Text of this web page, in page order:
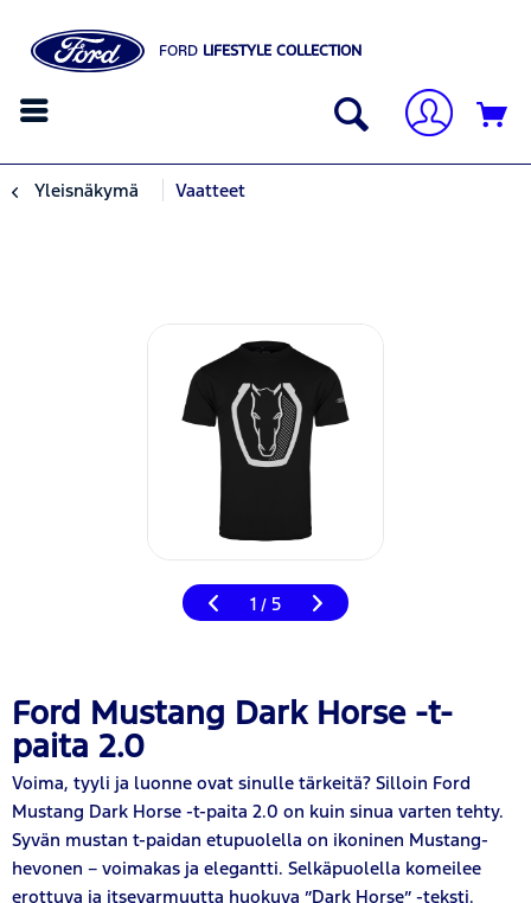
FORD LIFESTYLE COLLECTION
Yleisnäkymä Vaatteet
1 / 5
Ford Mustang Dark Horse -t-
paita 2.0
Voima, tyyli ja luonne ovat sinulle tärkeitä? Silloin Ford
Mustang Dark Horse -t-paita 2.0 on kuin sinua varten tehty.
Syvän mustan t-paidan etupuolella on ikoninen Mustang-
hevonen – voimakas ja elegantti. Selkäpuolella komeilee
erottuva ja itsevarmuutta huokuva ”Dark Horse” -teksti.